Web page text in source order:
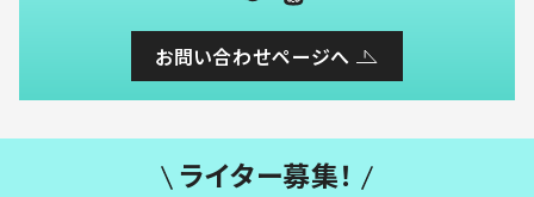
お問い合わせページへ
ライター募集！